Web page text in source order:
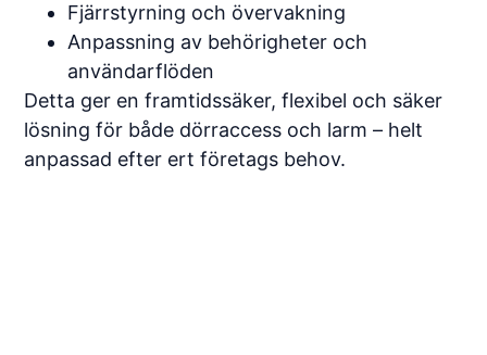
Fjärrstyrning och övervakning
Anpassning av behörigheter och
användarflöden
Detta ger en framtidssäker, flexibel och säker
lösning för både dörraccess och larm – helt
anpassad efter ert företags behov.